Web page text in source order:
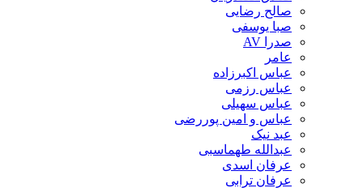
صالح رضایی
صبا یوسفی
صدرا AV
عامر
عباس اکبرزاده
عباس رزمی
عباس سهیلی
عباس و امین پوررضی
عبد نیک
عبدالله طهماسبی‎
عرفان اسدی
عرفان ترابی